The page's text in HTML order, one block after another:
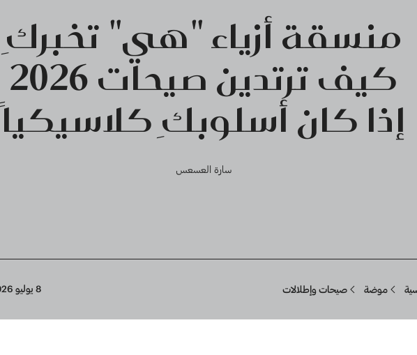
منسقة أزياء "هي" تخبركِ
كيف ترتدين صيحات 2026
إذا كان أسلوبكِ كلاسيكياً
سارة العسعس
موضة صيحات وإطلالات 8 يوليو 2026